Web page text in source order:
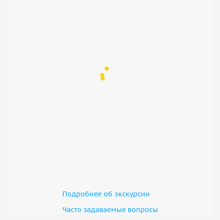
Подробнее об экскурсии
Часто задаваемые вопросы